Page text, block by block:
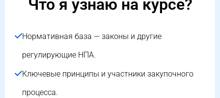
Что я узнаю на курсе?
Нормативная база — законы и другие
регулирующие НПА.
Ключевые принципы и участники закупочного
процесса.